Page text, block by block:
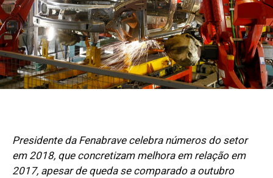
Presidente da Fenabrave celebra números do setor
em 2018, que concretizam melhora em relação em
2017, apesar de queda se comparado a outubro